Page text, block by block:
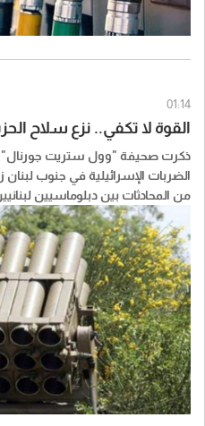
01:14
القوة لا تكفي.. نزع سلاح
ذكرت صحيفة "​وول ستريت جورنال​"،
الضربات الإسرائيلية في جنوب
من المحادثات بين دبلوماسيين